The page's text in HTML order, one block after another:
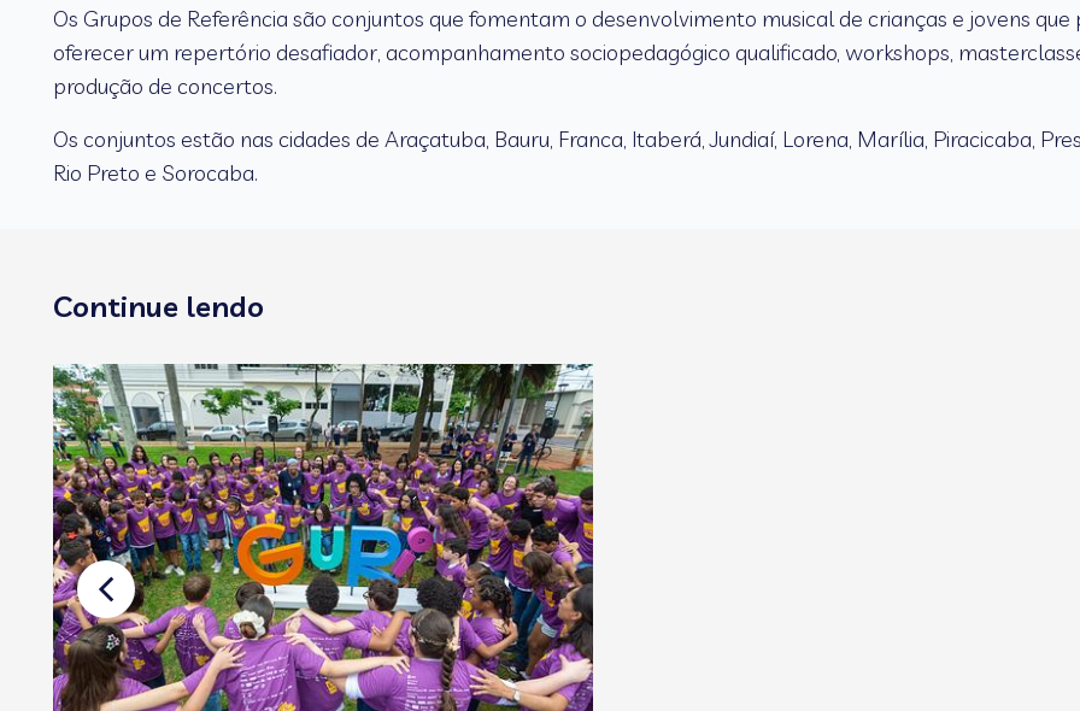
Os Grupos de Referência são conjuntos que fomentam o desenvolvimento musical de crianças e jovens
oferecer um repertório desafiador, acompanhamento sociopedagógico qualificado, workshops,
produção de concertos.
Os conjuntos estão nas cidades de Araçatuba, Bauru, Franca, Itaberá, Jundiaí, Lorena, Marília, Piracicaba,
Rio Preto e Sorocaba.
Continue lendo